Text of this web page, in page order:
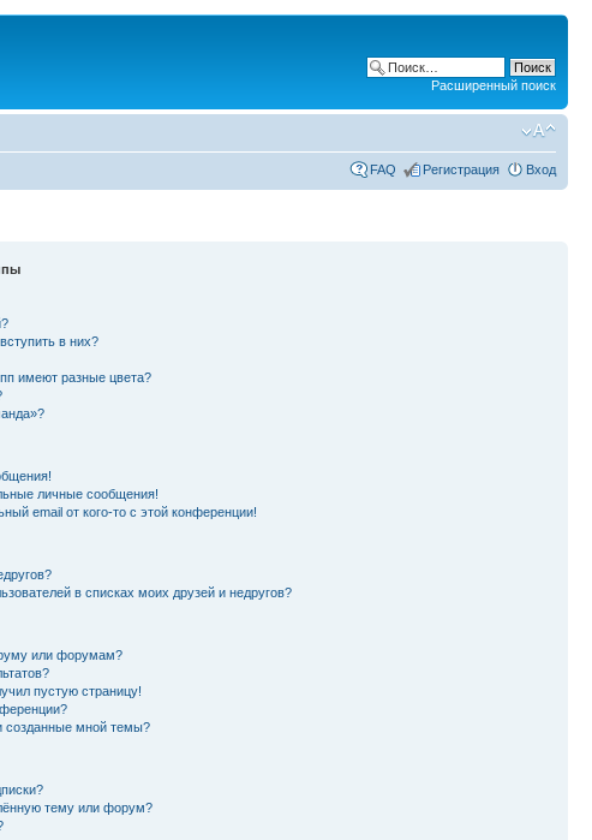
Расширенный поиск
FAQ Регистрация Вход
в них?
имеют разные цвета?
личные сообщения!
email от кого-то с этой конференции!
в списках моих друзей и недругов?
или форумам?
пустую страницу!
созданные мной темы?
тему или форум?